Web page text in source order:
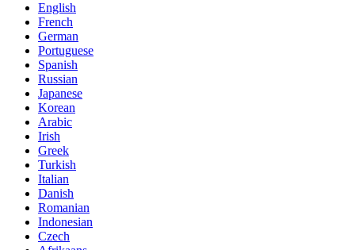
English
French
German
Portuguese
Spanish
Russian
Japanese
Korean
Arabic
Irish
Greek
Turkish
Italian
Danish
Romanian
Indonesian
Czech